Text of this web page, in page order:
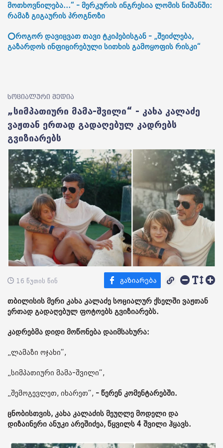
მოთხოვნილება...“ - მერკურის ინგრესია ლომის ნიშანში:
რამაზ გიგაურის პროგნოზი
⭕როგორ დავიცვათ თავი ტკიპებისგან - „შეიძლება,
გაზარდოს ინფიცირებული სითხის გამოყოფის რისკი“
სოციალური მედია
„სიმპათიური მამა-შვილი“ - კახა კალაძე
ვაჟთან ერთად გადაღებულ კადრებს
გვიზიარებს
16 წუთის წინ
თბილისის მერი კახა კალაძე სოციალურ ქსელში ვაჟთან
ერთად გადაღებულ ფოტოებს გვიზიარებს.
კადრებმა დიდი მოწონება დაიმსახურა:
„ლამაზი ოჯახი“,
„სიმპათიური მამა-შვილი“,
„შემოგევლეთ, იხარეთ“, - წერენ კომენტარებში.
ცნობისთვის, კახა კალაძის მეუღლე მოდელი და
დიზაინერი ანუკი არეშიძეა, წყვილს 4 შვილი ჰყავს.